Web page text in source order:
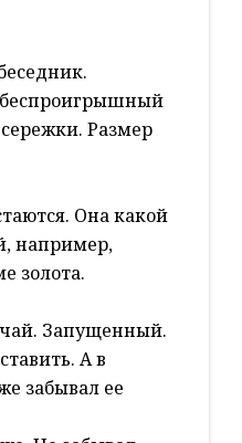
Размер
Она какой
например,
золота.
Запущенный.
А в
забывал ее